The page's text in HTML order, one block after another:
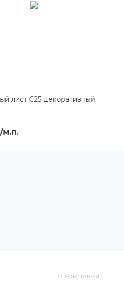
лист С25 декоративный
м.п.
О КОМПАНИИ